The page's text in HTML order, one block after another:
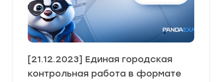
[21.12.2023] Единая городская
контрольная работа в формате